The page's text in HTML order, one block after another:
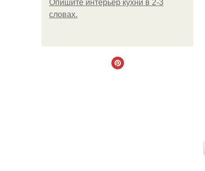
Опишите интерьер кухни в 2-3
словах.